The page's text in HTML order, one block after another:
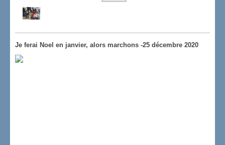
Je ferai Noel en janvier, alors marchons -25 décembre 2020